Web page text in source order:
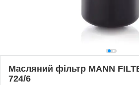
Масляний фільтр MANN
724/6